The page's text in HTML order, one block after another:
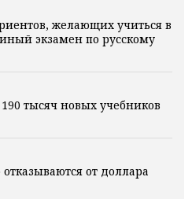
желающих учиться в
экзамен по русскому
тысяч новых учебников
от доллара